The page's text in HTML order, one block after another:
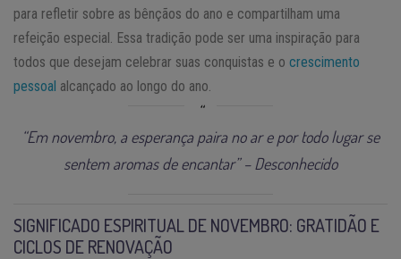
para refletir sobre as bênçãos do ano e compartilham uma
refeição especial. Essa tradição pode ser uma inspiração para
todos que desejam celebrar suas conquistas e o crescimento
pessoal alcançado ao longo do ano.
“Em novembro, a esperança paira no ar e por todo lugar se
sentem aromas de encantar” – Desconhecido
SIGNIFICADO ESPIRITUAL DE NOVEMBRO: GRATIDÃO E
CICLOS DE RENOVAÇÃO